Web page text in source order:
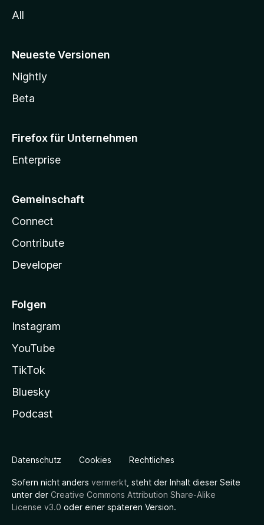
All
Neueste Versionen
Nightly
Beta
Firefox für Unternehmen
Enterprise
Gemeinschaft
Connect
Contribute
Developer
Folgen
Instagram
YouTube
TikTok
Bluesky
Podcast
Datenschutz Cookies Rechtliches
Sofern nicht anders vermerkt , steht der Inhalt dieser Seite
unter der Creative Commons Attribution Share-Alike
License v3.0 oder einer späteren Version.